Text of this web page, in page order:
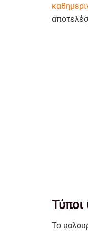
Τύποι
Το